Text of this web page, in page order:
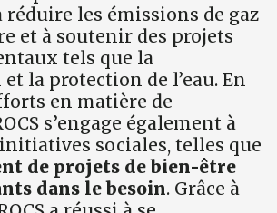
réduire les émissions de gaz
et à soutenir des projets
tels que la
la protection de l’eau. En
en matière de
s’engage également à
sociales, telles que
de projets de bien-être
dans le besoin. Grâce à